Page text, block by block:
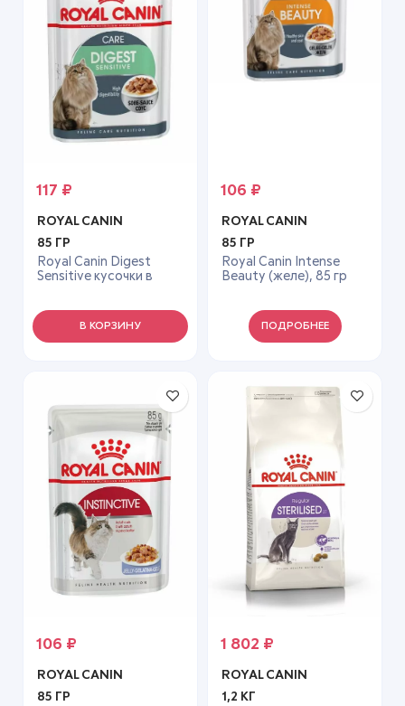
117 ₽
ROYAL CANIN
85 ГР
Royal Canin Digest
Sensitive кусочки в
пищеварением, 85 г
В КОРЗИНУ
106 ₽
ROYAL CANIN
85 ГР
Royal Canin Intense
Beauty (желе), 85 гр
ПОДРОБНЕЕ
106 ₽
ROYAL CANIN
85 ГР
1 802 ₽
ROYAL CANIN
1,2 КГ